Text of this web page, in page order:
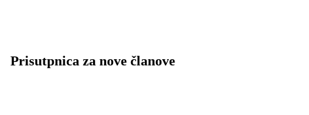
Prisutpnica za nove članove